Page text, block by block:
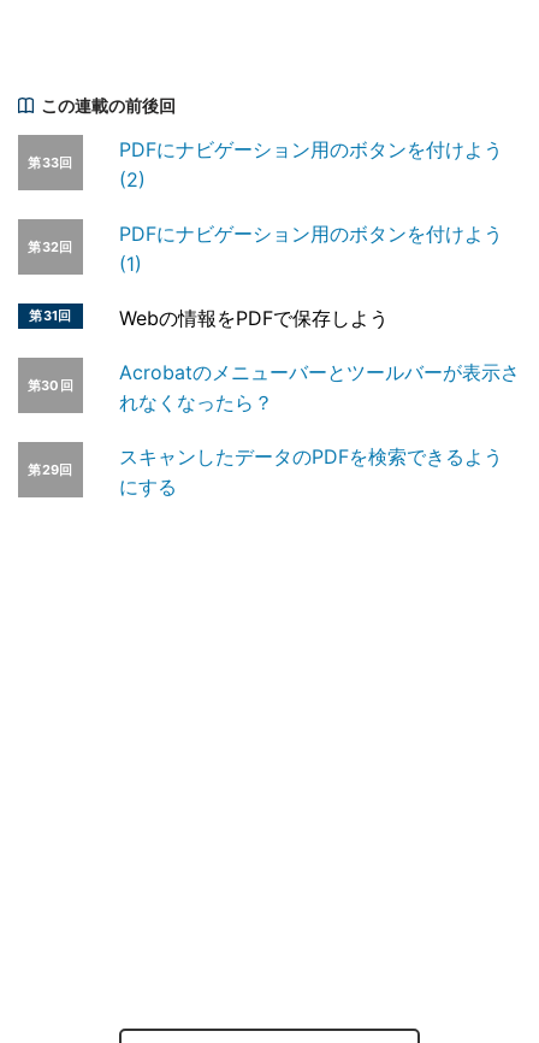
この連載の前後回
第33回
PDFにナビゲーション用のボタンを付けよう
(2)
第32回
PDFにナビゲーション用のボタンを付けよう
(1)
第31回 Webの情報をPDFで保存しよう
第30回
Acrobatのメニューバーとツールバーが表示さ
れなくなったら？
第29回
スキャンしたデータのPDFを検索できるよう
にする